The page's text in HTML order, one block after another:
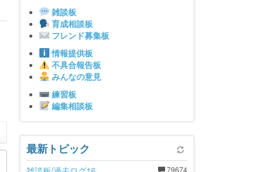
雑談板
育成相談板
フレンド募集板
情報提供板
不具合報告板
みんなの意見
練習板
編集相談板
最新トピック
79674